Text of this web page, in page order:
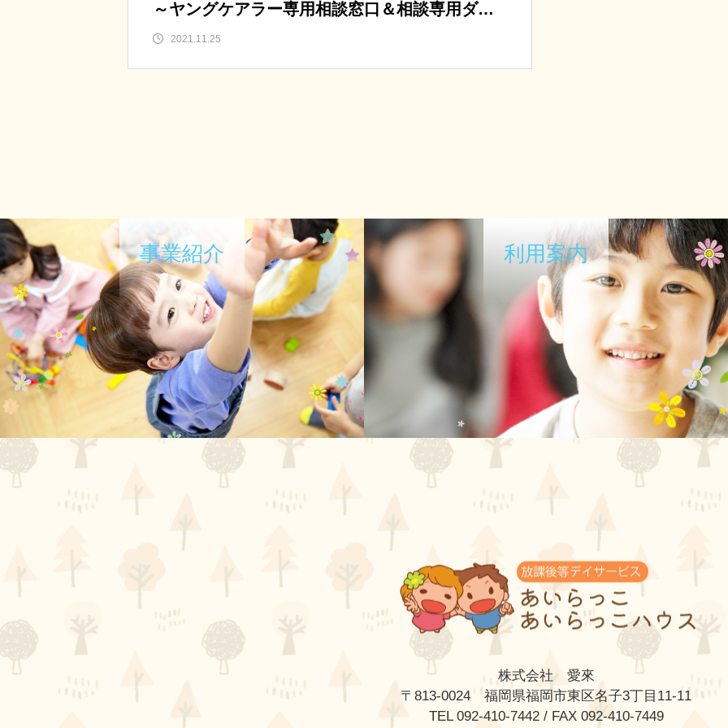
～ヤングケアラー専用相談窓口＆相談専用ダイ
ヤル設置～
2021.11.25
事業紹介 利用案内
株式会社 愛來
〒813-0024 福岡県福岡市東区名子3丁目11-11
TEL 092-410-7442 / FAX 092-410-7449